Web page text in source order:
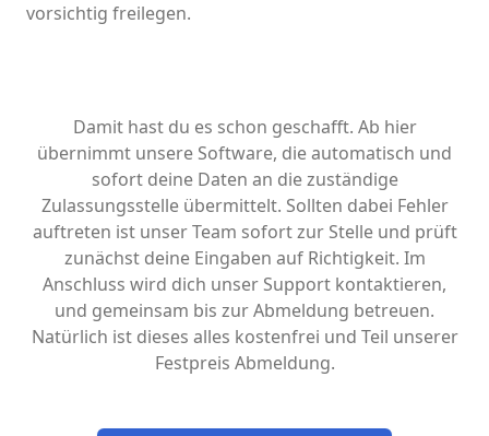
vorsichtig freilegen.
Damit hast du es schon geschafft. Ab hier
übernimmt unsere Software, die automatisch und
sofort deine Daten an die zuständige
Zulassungsstelle übermittelt. Sollten dabei Fehler
auftreten ist unser Team sofort zur Stelle und prüft
zunächst deine Eingaben auf Richtigkeit. Im
Anschluss wird dich unser Support kontaktieren,
und gemeinsam bis zur Abmeldung betreuen.
Natürlich ist dieses alles kostenfrei und Teil unserer
Festpreis Abmeldung.